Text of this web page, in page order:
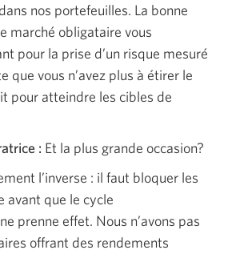
nos portefeuilles. La bonne
marché obligataire vous
pour la prise d’un risque mesuré
que vous n’avez plus à étirer le
pour atteindre les cibles de
: Et la plus grande occasion?
l’inverse : il faut bloquer les
avant que le cycle
prenne effet. Nous n’avons pas
offrant des rendements